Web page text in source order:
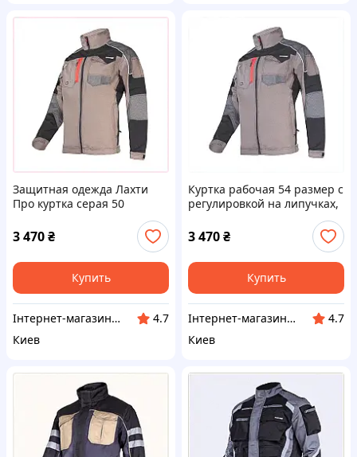
Защитная одежда Лахти
Про куртка серая 50
3 470₴
Купить
Інтернет-магазин ShopNow
4.7
Киев
Куртка рабочая 54 размер с
регулировкой на липучках,
3 470₴
Купить
Інтернет-магазин ShopNow
4.7
Киев